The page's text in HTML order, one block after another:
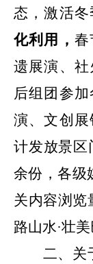
态，激活冬
化利用， 春
遗展演、
后组团参
演、文创
计发放景区
余份，各级
关内容浏览
路山水·壮
二、关